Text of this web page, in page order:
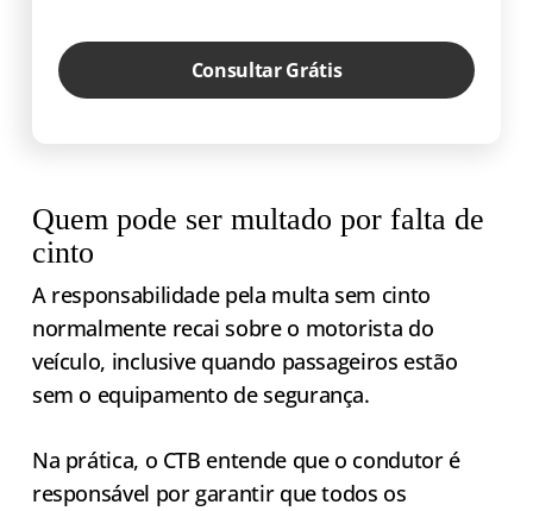
Consultar Grátis
Quem pode ser multado por falta de
cinto
A responsabilidade pela multa sem cinto
normalmente recai sobre o motorista do
veículo, inclusive quando passageiros estão
sem o equipamento de segurança.
Na prática, o CTB entende que o condutor é
responsável por garantir que todos os